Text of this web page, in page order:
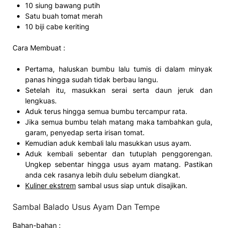
10 siung bawang putih
Satu buah tomat merah
10 biji cabe keriting
Cara Membuat :
Pertama, haluskan bumbu lalu tumis di dalam minyak
panas hingga sudah tidak berbau langu.
Setelah itu, masukkan serai serta daun jeruk dan
lengkuas.
Aduk terus hingga semua bumbu tercampur rata.
Jika semua bumbu telah matang maka tambahkan gula,
garam, penyedap serta irisan tomat.
Kemudian aduk kembali lalu masukkan usus ayam.
Aduk kembali sebentar dan tutuplah penggorengan.
Ungkep sebentar hingga usus ayam matang. Pastikan
anda cek rasanya lebih dulu sebelum diangkat.
Kuliner ekstrem sambal usus siap untuk disajikan.
Sambal Balado Usus Ayam Dan Tempe
Bahan-bahan :